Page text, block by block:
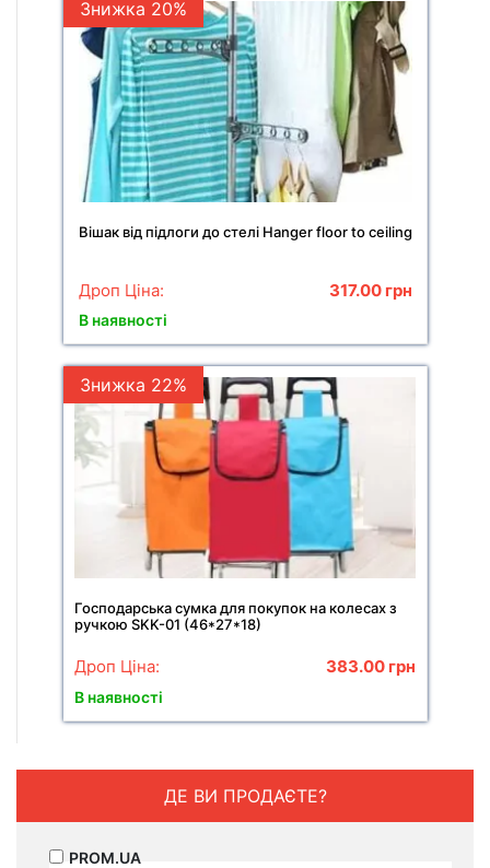
Знижка 20%
Вішак від підлоги до стелі Hanger floor to ceiling
Дроп Ціна: 317.00 грн
В наявності
Знижка 22%
Господарська сумка для покупок на колесах з
ручкою SKK-01 (46*27*18)
Дроп Ціна: 383.00 грн
В наявності
ДЕ ВИ ПРОДАЄТЕ?
PROM.UA